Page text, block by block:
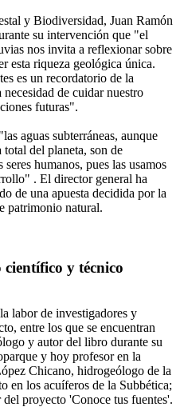
y Biodiversidad, Juan Ramón
su intervención que "el
nos invita a reflexionar sobre
esta riqueza geológica única.
es un recordatorio de la
de cuidar nuestro
futuras".
aguas subterráneas, aunque
total del planeta, son de
humanos, pues las usamos
. El director general ha
de una apuesta decidida por la
patrimonio natural.
y técnico
labor de investigadores y
entre los que se encuentran
y autor del libro durante su
y hoy profesor en la
Chicano, hidrogeólogo de la
en los acuíferos de la Subbética;
proyecto 'Conoce tus fuentes'.